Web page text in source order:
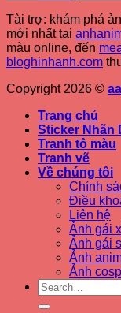
Tài trợ: khám phá
mới nhất tại
màu online, đến
bloghinhanh.com
Copyright 2026 ©
Trang chủ
Sticker Nhãn
Tranh tô màu
Tranh vẽ
Về chúng tôi
Chính
Điều
Liên hệ
Ảnh gái
Ảnh gái
Ảnh
Ảnh